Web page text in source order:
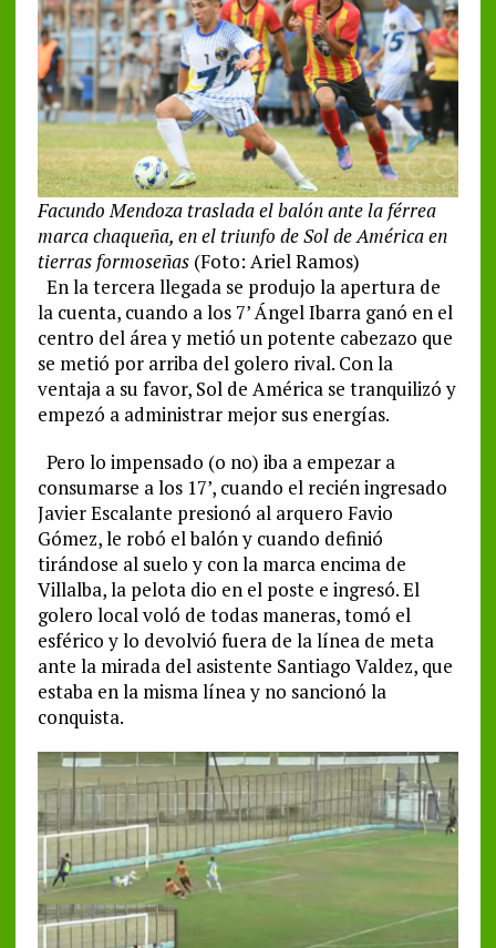
Facundo Mendoza traslada el balón ante la férrea
marca chaqueña, en el triunfo de Sol de América en
tierras formoseñas(Foto: Ariel Ramos)
En la tercera llegada se produjo la apertura de
la cuenta, cuando a los 7’ Ángel Ibarra ganó en el
centro del área y metió un potente cabezazo que
se metió por arriba del golero rival. Con la
ventaja a su favor, Sol de América se tranquilizó y
empezó a administrar mejor sus energías.
Pero lo impensado (o no) iba a empezar a
consumarse a los 17’, cuando el recién ingresado
Javier Escalante presionó al arquero Favio
Gómez, le robó el balón y cuando definió
tirándose al suelo y con la marca encima de
Villalba, la pelota dio en el poste e ingresó. El
golero local voló de todas maneras, tomó el
esférico y lo devolvió fuera de la línea de meta
ante la mirada del asistente Santiago Valdez, que
estaba en la misma línea y no sancionó la
conquista.